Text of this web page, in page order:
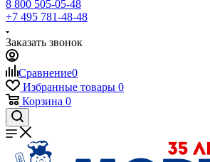
8 800 505-05-48
+7 495 781-48-48
Заказать звонок
Сравнение0
Избранные товары 0
Корзина 0